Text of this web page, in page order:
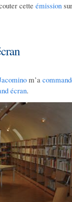
cette émission
m’a
écran.